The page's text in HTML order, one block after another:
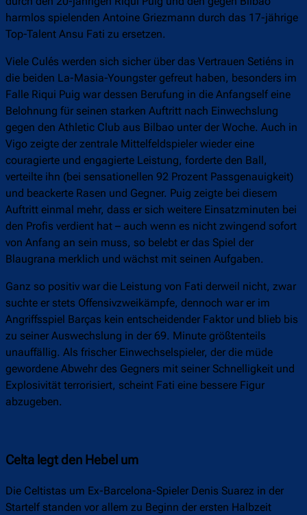
harmlos spielenden Antoine Griezmann durch das 17-jährige
Top-Talent Ansu Fati zu ersetzen.
Viele Culés werden sich sicher über das Vertrauen Setiéns in
die beiden La-Masia-Youngster gefreut haben, besonders im
Falle Riqui Puig war dessen Berufung in die Anfangself eine
Belohnung für seinen starken Auftritt nach Einwechslung
gegen den Athletic Club aus Bilbao unter der Woche. Auch in
Vigo zeigte der zentrale Mittelfeldspieler wieder eine
couragierte und engagierte Leistung, forderte den Ball,
verteilte ihn (bei sensationellen 92 Prozent Passgenauigkeit)
und beackerte Rasen und Gegner. Puig zeigte bei diesem
Auftritt einmal mehr, dass er sich weitere Einsatzminuten bei
den Profis verdient hat – auch wenn es nicht zwingend sofort
von Anfang an sein muss, so belebt er das Spiel der
Blaugrana merklich und wächst mit seinen Aufgaben.
Ganz so positiv war die Leistung von Fati derweil nicht, zwar
suchte er stets Offensivzweikämpfe, dennoch war er im
Angriffsspiel Barças kein entscheidender Faktor und blieb bis
zu seiner Auswechslung in der 69. Minute größtenteils
unauffällig. Als frischer Einwechselspieler, der die müde
gewordene Abwehr des Gegners mit seiner Schnelligkeit und
Explosivität terrorisiert, scheint Fati eine bessere Figur
abzugeben.
Celta legt den Hebel um
Die Celtistas um Ex-Barcelona-Spieler Denis Suarez in der
Startelf standen vor allem zu Beginn der ersten Halbzeit